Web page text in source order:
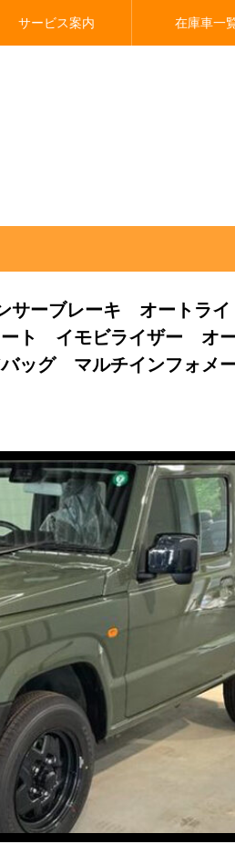
サービス案内 在庫車一
ートライト フロントＵＶカットガラス
サーブレーキ オートラ
ト イモビライザー オ
ッグ マルチインフォメ